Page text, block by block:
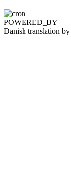
POWERED_BY
Danish translation by